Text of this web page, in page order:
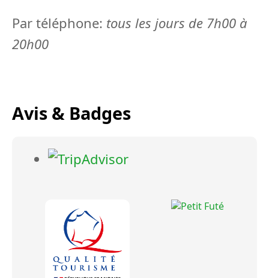
Par téléphone: tous les jours de 7h00 à
20h00
Avis & Badges